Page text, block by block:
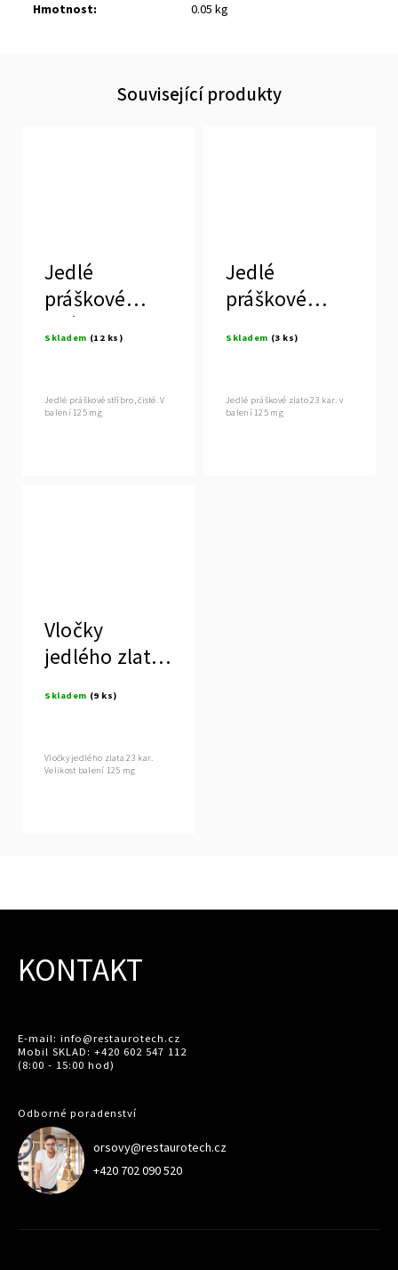
Hmotnost: 0.05 kg
Související produkty
Jedlé
práškové
stříbro.,
Skladem (12 ks)
Jedlé práškové stříbro, čisté. V
balení 125 mg
Jedlé
práškové
Skladem (3 ks)
Jedlé práškové zlato 23 kar. v
balení 125 mg
Vločky
jedlého zlata
Skladem (9 ks)
Vločky jedlého zlata 23 kar.
Velikost balení 125 mg
KONTAKT
E-mail: info@restaurotech.cz
Mobil SKLAD: +420 602 547 112
(8:00 - 15:00 hod)
Odborné poradenství
orsovy@restaurotech.cz
+420 702 090 520